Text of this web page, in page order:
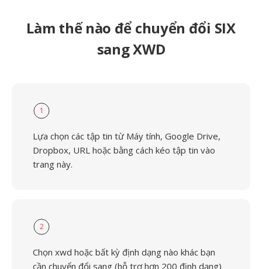
Làm thế nào để chuyển đổi SIX
sang XWD
1
Lựa chọn các tập tin từ Máy tính, Google Drive,
Dropbox, URL hoặc bằng cách kéo tập tin vào
trang này.
2
Chọn xwd hoặc bất kỳ định dạng nào khác bạn
cần chuyển đổi sang (hỗ trợ hơn 200 định dạng)